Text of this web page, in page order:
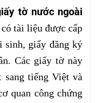
tờ nước ngoài
tài liệu được cấp
sinh, giấy đăng ký
Các giấy tờ này
sang tiếng Việt và
quan công chứng